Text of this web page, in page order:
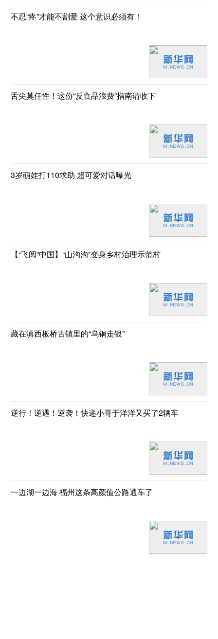
不忍“疼”才能不割爱 这个意识必须有！
舌尖莫任性！这份“反食品浪费”指南请收下
3岁萌娃打110求助 超可爱对话曝光
【“飞阅”中国】“山沟沟”变身乡村治理示范村
藏在滇西板桥古镇里的“乌铜走银”
逆行！逆遇！逆袭！快递小哥于洋洋又买了2辆车
一边湖一边海 福州这条高颜值公路通车了